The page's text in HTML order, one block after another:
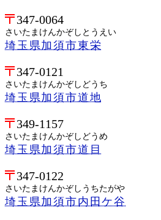
347-0064
さいたまけんかぞしとうえい
埼玉県加須市東栄
347-0121
さいたまけんかぞしどうち
埼玉県加須市道地
349-1157
さいたまけんかぞしどうめ
埼玉県加須市道目
347-0122
さいたまけんかぞしうちたがや
埼玉県加須市内田ケ谷